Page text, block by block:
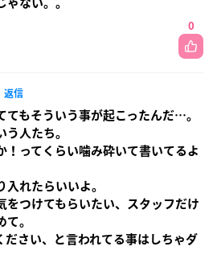
ゃない。。
0
返信
てもそういう事が起こったんだ…。
う人たち。
！ってくらい噛み砕いて書いてるよ
れたらいいよ。
をつけてもらいたい、スタッフだけ
て。
ださい、と言われてる事はしちゃダ